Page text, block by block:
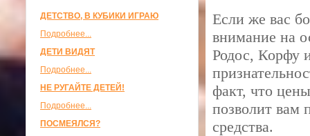
ДЕТСТВО, В КУБИКИ ИГРАЮ
Подробнее...
ДЕТИ ВИДЯТ
Подробнее...
НЕ РУГАЙТЕ ДЕТЕЙ!
Подробнее...
ПОСМЕЯЛСЯ?
Если же вас
внимание на
Родос, Корфу
факт, что
позволит вам
средства.